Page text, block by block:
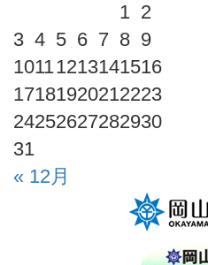
1 2
3 4 5 6 7 8 9
10111213141516
17181920212223
24252627282930
31
« 12月